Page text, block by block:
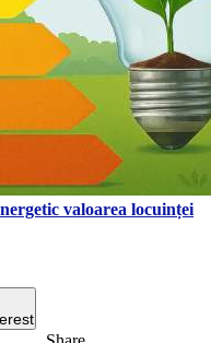
valoarea locuinței